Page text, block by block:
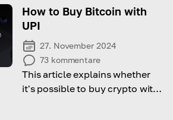
und Kryptowährungen, indem
Sie diesen Artikel lesen
How to Buy Bitcoin with
UPI
27. November 2024
73 kommentare
This article explains whether
it's possible to buy crypto with